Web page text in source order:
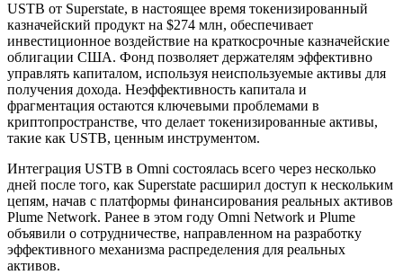
USTB от Superstate, в настоящее время токенизированный
казначейский продукт на $274 млн, обеспечивает
инвестиционное воздействие на краткосрочные казначейские
облигации США. Фонд позволяет держателям эффективно
управлять капиталом, используя неиспользуемые активы для
получения дохода. Неэффективность капитала и
фрагментация остаются ключевыми проблемами в
криптопространстве, что делает токенизированные активы,
такие как USTB, ценным инструментом.
Интеграция USTB в Omni состоялась всего через несколько
дней после того, как Superstate расширил доступ к нескольким
цепям, начав с платформы финансирования реальных активов
Plume Network. Ранее в этом году Omni Network и Plume
объявили о сотрудничестве, направленном на разработку
эффективного механизма распределения для реальных
активов.